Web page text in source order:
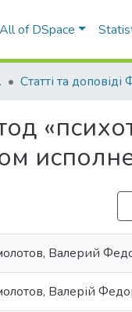
All of DSpace
Статті та
Валерий
Валерій